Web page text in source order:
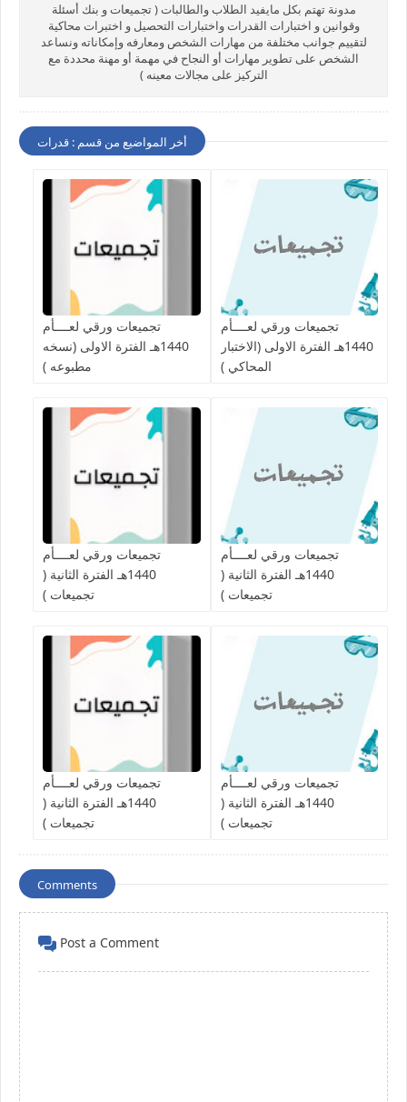
مدونة تهتم بكل مايفيد الطلاب والطالبات ( تجميعات و بنك أسئلة
وقوانين و اختبارات القدرات واختبارات التحصيل و اختبرات محاكية
لتقييم جوانب مختلفة من مهارات الشخص ومعارفه وإمكاناته ونساعد
الشخص على تطوير مهارات أو النجاح في مهمة أو مهنة محددة مع
التركيز على مجالات معينه )
أخر المواضيع من قسم : قدرات
تجميعات ورقي لعــــأم
1440هـ الفترة الاولى (نسخه
مطبوعه )
تجميعات ورقي لعــــأم
1440هـ الفترة الاولى (الاختبار
المحاكي )
تجميعات ورقي لعــــأم
1440هـ الفترة الثانية (
تجميعات )
تجميعات ورقي لعــــأم
1440هـ الفترة الثانية (
تجميعات )
تجميعات ورقي لعــــأم
1440هـ الفترة الثانية (
تجميعات )
تجميعات ورقي لعــــأم
1440هـ الفترة الثانية (
تجميعات )
Comments
Post a Comment